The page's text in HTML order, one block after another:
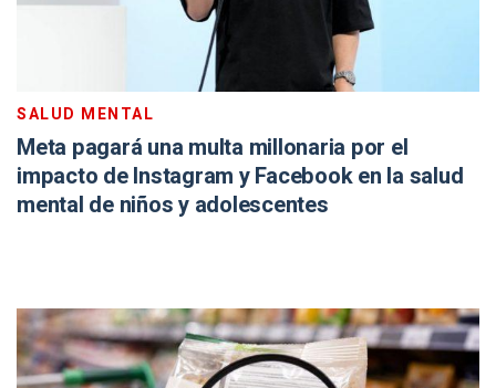
SALUD MENTAL
Meta pagará una multa millonaria por el
impacto de Instagram y Facebook en la salud
mental de niños y adolescentes